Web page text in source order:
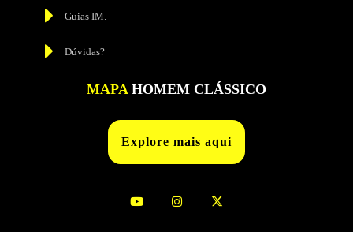
Guias IM.
Dúvidas?
MAPAHOMEM CLÁSSICO
Explore mais aqui